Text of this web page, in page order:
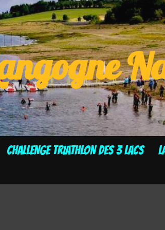
CHALLENGE TRIATHLON DES 3 LACS